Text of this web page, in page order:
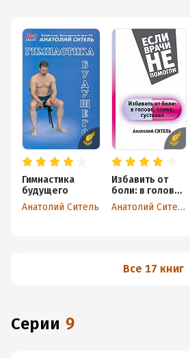
Гимнастика
будущего
Анатолий Ситель
Избавить от
боли: в голове,
спине, суставахАнатолий Ситель
Все 17 книг
Серии 9